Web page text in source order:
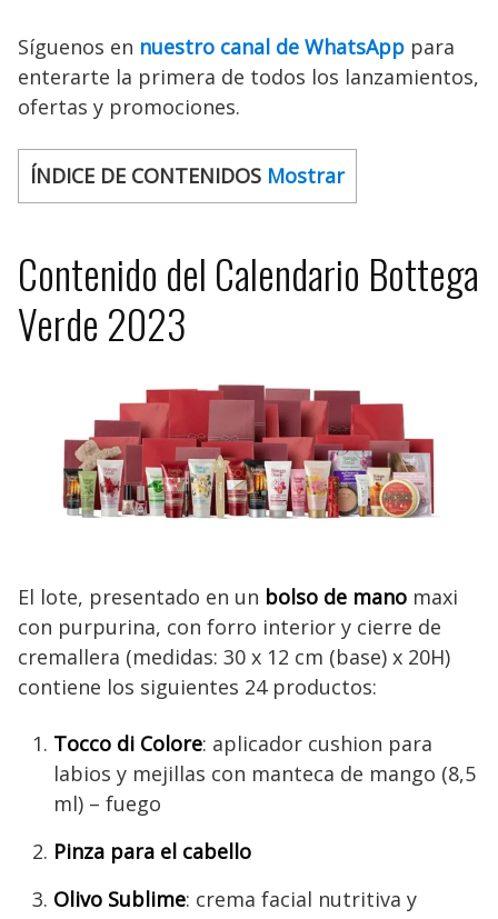
Síguenos en nuestro canal de WhatsApp para
enterarte la primera de todos los lanzamientos,
ofertas y promociones.
ÍNDICE DE CONTENIDOS Mostrar
Contenido del Calendario Bottega
Verde 2023
El lote, presentado en un bolso de mano maxi
con purpurina, con forro interior y cierre de
cremallera (medidas: 30 x 12 cm (base) x 20H)
contiene los siguientes 24 productos:
Tocco di Colore: aplicador cushion para
labios y mejillas con manteca de mango (8,5
ml) – fuego
Pinza para el cabello
Olivo Sublime: crema facial nutritiva y